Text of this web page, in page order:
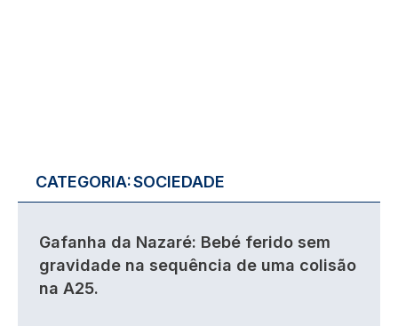
CATEGORIA:SOCIEDADE
Gafanha da Nazaré: Bebé ferido sem
gravidade na sequência de uma colisão
na A25.